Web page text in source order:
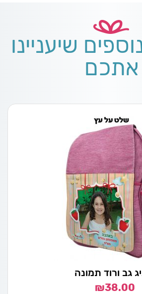
שיעניינו
אתכם
גב ורוד תמונה
₪38.00